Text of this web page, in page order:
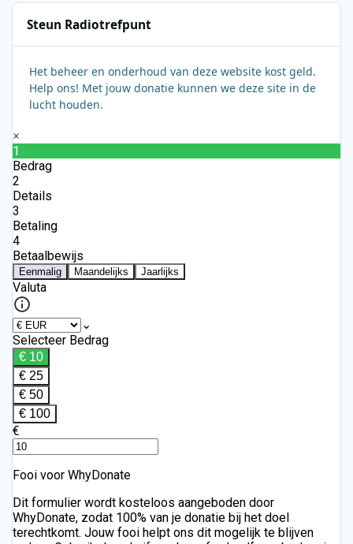
Steun Radiotrefpunt
Het beheer en onderhoud van deze website kost geld.
Help ons! Met jouw donatie kunnen we deze site in de
lucht houden.